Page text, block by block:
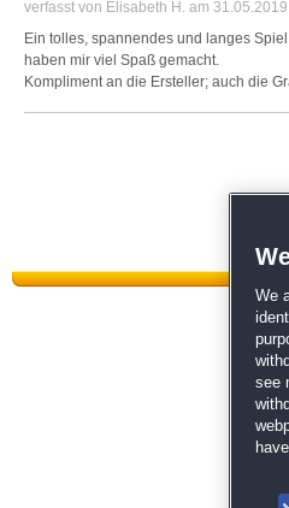
verfasst von Elisabeth H. am
Ein tolles, spannendes und langes
haben mir viel Spaß gemacht.
Kompliment an die Ersteller; auch die
We
see